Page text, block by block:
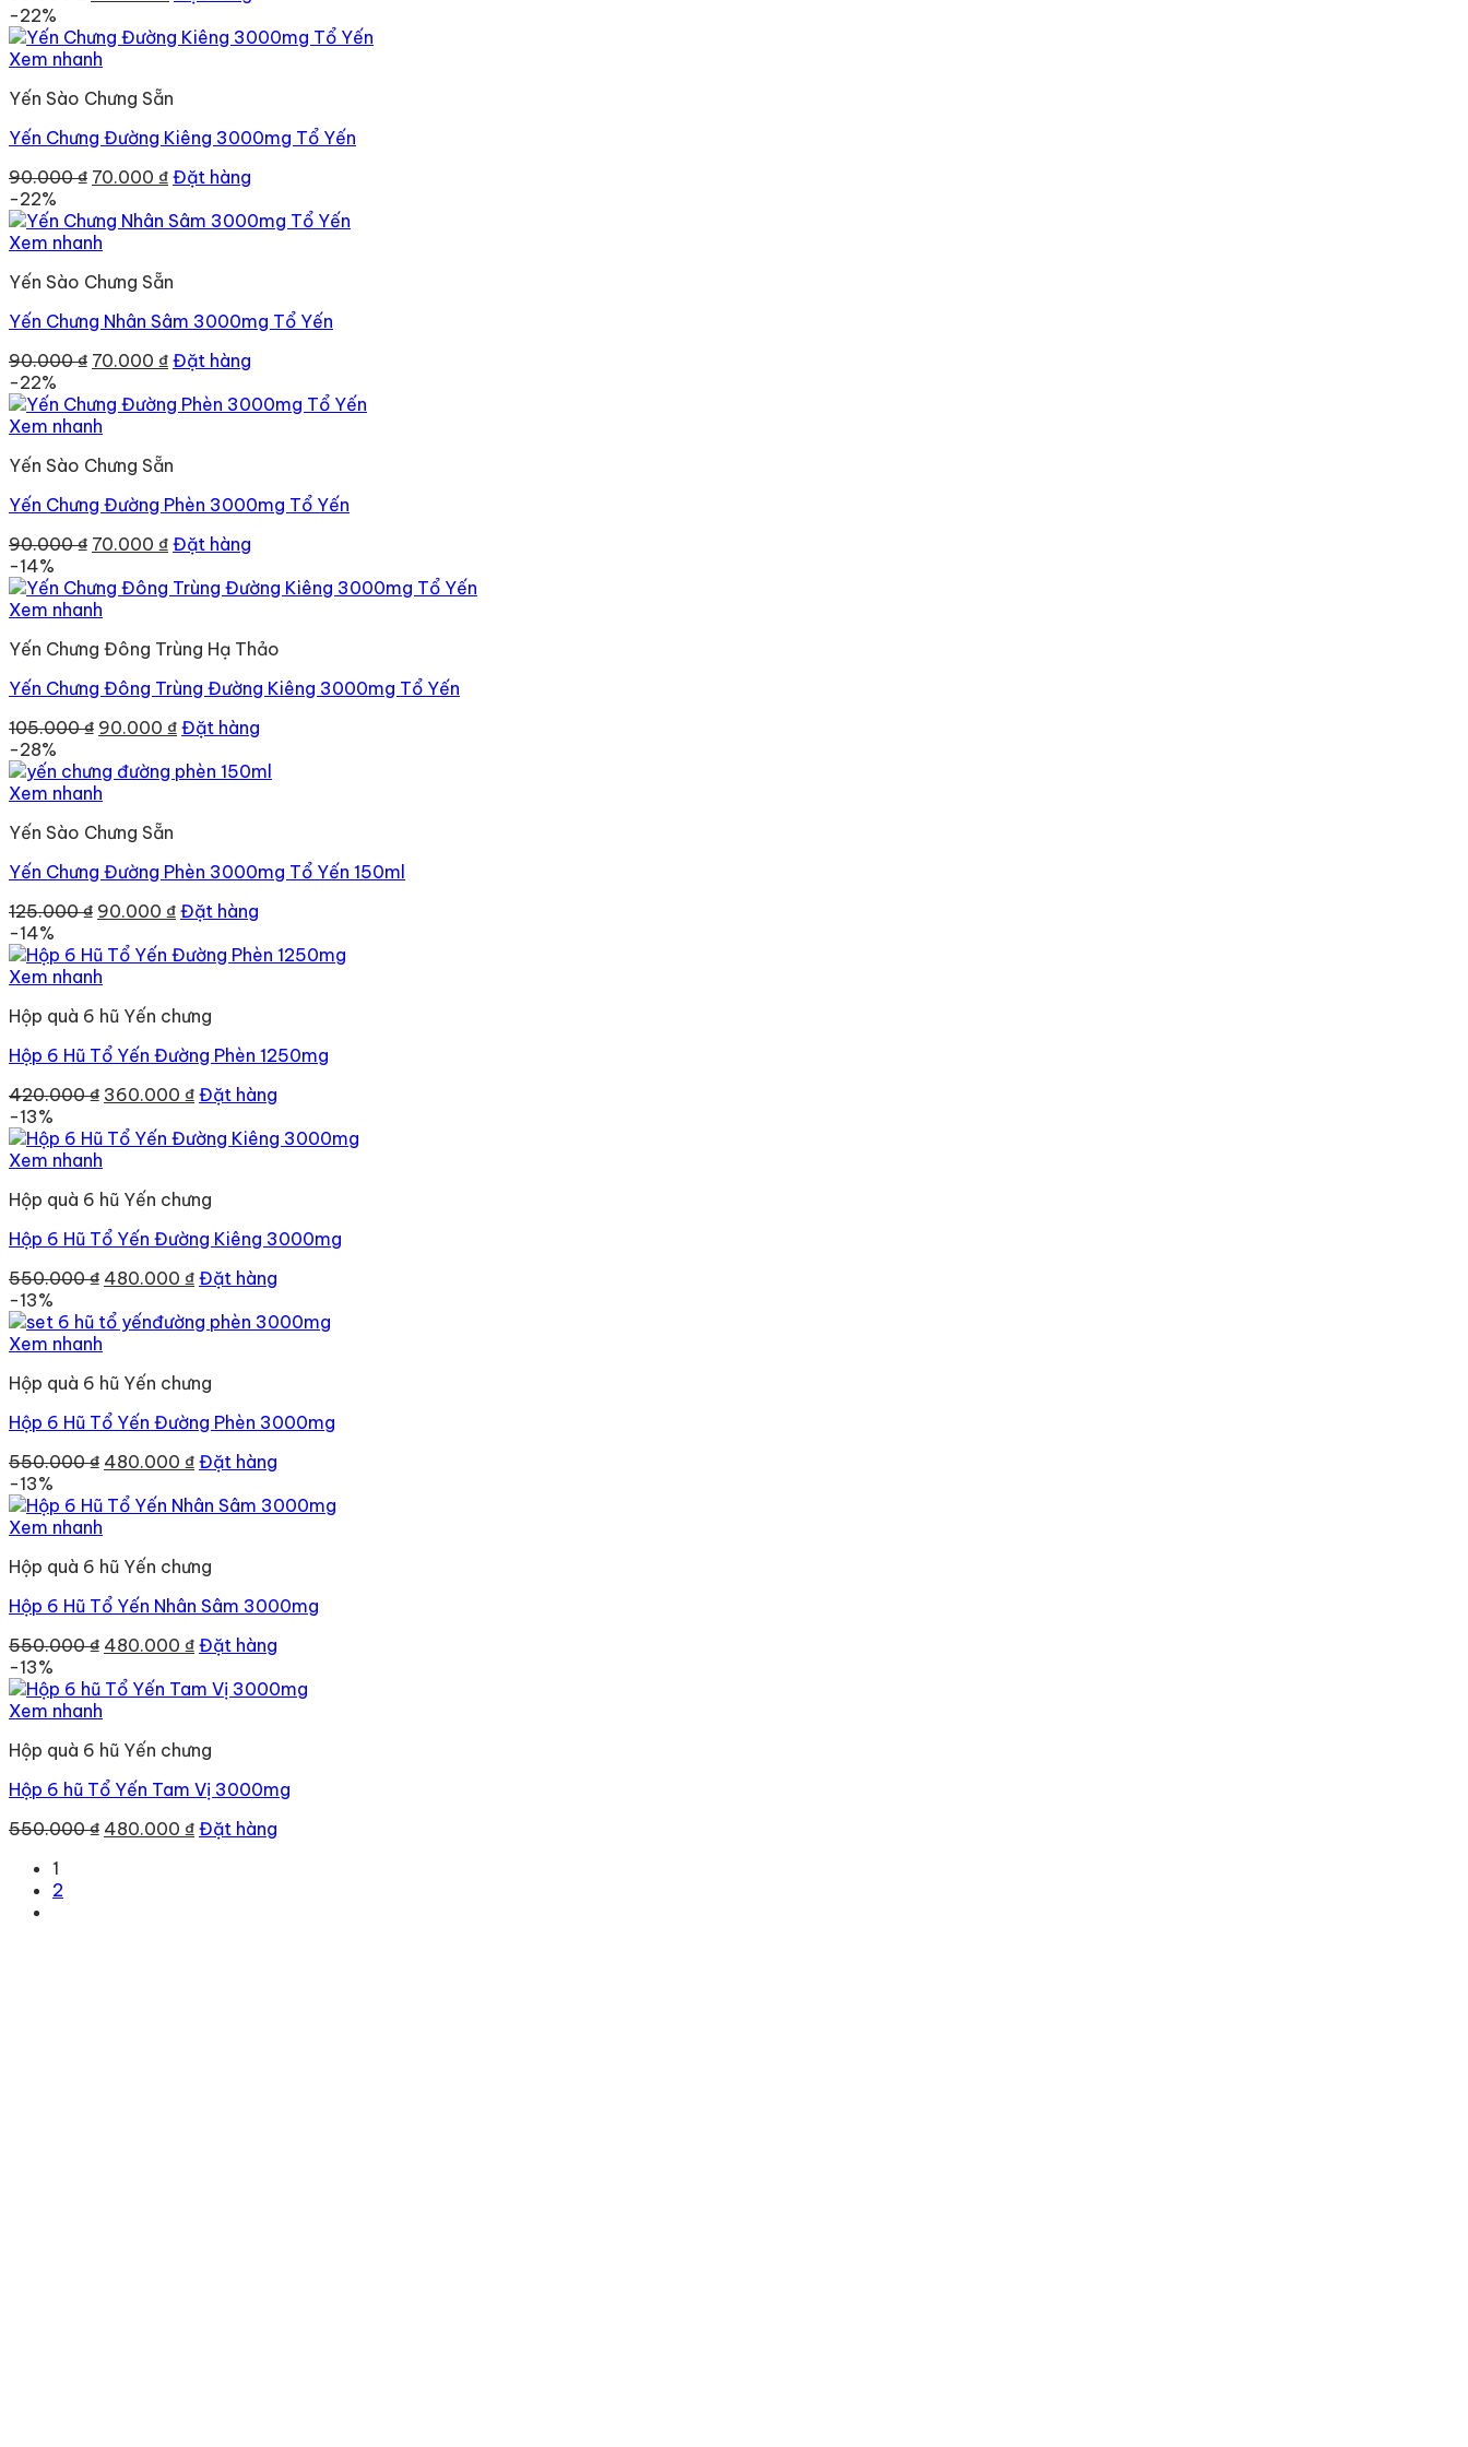
là:
85.000 ₫.
tại
-22%
Xem nhanh
Yến Sào Chưng Sẵn
Yến Chưng Đường Kiêng 3000mg Tổ Yến
90.000₫ Giá
là:
90.000 ₫.
70.000 ₫Giá
tại
Đặt hàng
-22%
Xem nhanh
Yến Sào Chưng Sẵn
Yến Chưng Nhân Sâm 3000mg Tổ Yến
90.000₫ Giá
là:
90.000 ₫.
70.000 ₫Giá
tại
Đặt hàng
-22%
Xem nhanh
Yến Sào Chưng Sẵn
Yến Chưng Đường Phèn 3000mg Tổ Yến
90.000₫ Giá
là:
90.000 ₫.
70.000 ₫Giá
tại
Đặt hàng
-14%
Xem nhanh
Yến Chưng Đông Trùng Hạ Thảo
Yến Chưng Đông Trùng Đường Kiêng 3000mg Tổ Yến
105.000₫ Giá
là:
105.000 ₫.
90.000 ₫Giá
tại
Đặt hàng
-28%
Xem nhanh
Yến Sào Chưng Sẵn
Yến Chưng Đường Phèn 3000mg Tổ Yến 150ml
125.000₫ Giá
là:
125.000 ₫.
90.000 ₫Giá
tại
Đặt hàng
-14%
Xem nhanh
Hộp quà 6 hũ Yến chưng
Hộp 6 Hũ Tổ Yến Đường Phèn 1250mg
420.000₫ Giá
là:
360.000 ₫Giá
tại
Đặt hàng
-13%
Xem nhanh
Hộp quà 6 hũ Yến chưng
Hộp 6 Hũ Tổ Yến Đường Kiêng 3000mg
550.000₫ Giá
là:
480.000 ₫Giá
tại
Đặt hàng
-13%
Xem nhanh
Hộp quà 6 hũ Yến chưng
Hộp 6 Hũ Tổ Yến Đường Phèn 3000mg
550.000₫ Giá
là:
480.000 ₫Giá
tại
Đặt hàng
-13%
Xem nhanh
Hộp quà 6 hũ Yến chưng
Hộp 6 Hũ Tổ Yến Nhân Sâm 3000mg
550.000₫ Giá
là:
480.000 ₫Giá
tại
Đặt hàng
-13%
Xem nhanh
Hộp quà 6 hũ Yến chưng
Hộp 6 hũ Tổ Yến Tam Vị 3000mg
550.000₫ Giá
480.000 ₫Giá
Đặt hàng
1
2